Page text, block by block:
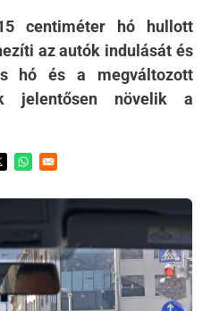
centiméter hó hullott
az autók indulását és
hó és a megváltozott
jelentősen növelik a
in a new window
in a new window
Opens in a new window